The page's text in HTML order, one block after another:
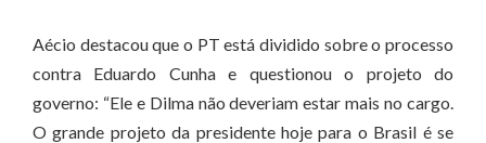
Aécio destacou que o PT está dividido sobre o processo
contra Eduardo Cunha e questionou o projeto do
governo: “Ele e Dilma não deveriam estar mais no cargo.
O grande projeto da presidente hoje para o Brasil é se